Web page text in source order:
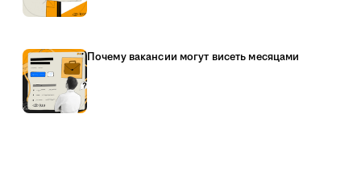
Почему вакансии могут висеть месяцами